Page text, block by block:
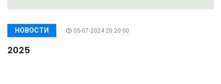
НОВОСТИ 05-07-2024 20:20:00
2025